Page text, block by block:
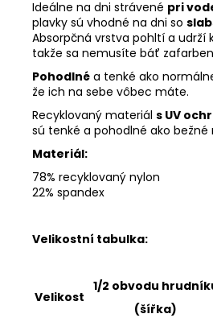
Ideálne na dni strávené pri
plavky sú vhodné na dni so
Absorpčná vrstva pohltí a udrží
takže sa nemusíte báť
Pohodlné a tenké ako
že ich na sebe vôbec máte.
Recyklovaný materiál s UV
sú tenké a pohodlné ako bežné
Materiál:
78% recyklovaný nylon
22% spandex
Velikostní tabulka:
Velikost
1/2 obvodu
(šířka)